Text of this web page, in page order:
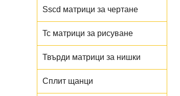
Sscd матрици за чертане
Tc матрици за рисуване
Твърди матрици за нишки
Сплит щанци